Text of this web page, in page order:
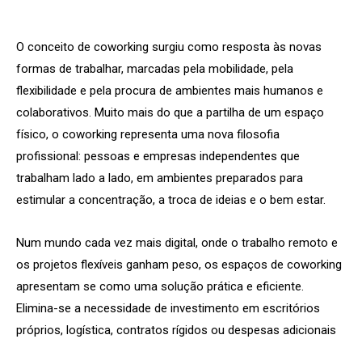
O conceito de coworking surgiu como resposta às novas
formas de trabalhar, marcadas pela mobilidade, pela
flexibilidade e pela procura de ambientes mais humanos e
colaborativos. Muito mais do que a partilha de um espaço
físico, o coworking representa uma nova filosofia
profissional: pessoas e empresas independentes que
trabalham lado a lado, em ambientes preparados para
estimular a concentração, a troca de ideias e o bem estar.
Num mundo cada vez mais digital, onde o trabalho remoto e
os projetos flexíveis ganham peso, os espaços de coworking
apresentam se como uma solução prática e eficiente.
Elimina-se a necessidade de investimento em escritórios
próprios, logística, contratos rígidos ou despesas adicionais